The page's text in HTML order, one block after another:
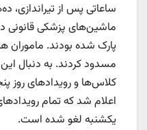
ساعاتی پس از
ماشین‌های پزشکی قانونی
پارک شده بودند. ماموران
مسدود کردند. به دنبال این
کلاس‌ها و رویدادهای روز
اعلام شد که تمام
یکشنبه لغو شده است.